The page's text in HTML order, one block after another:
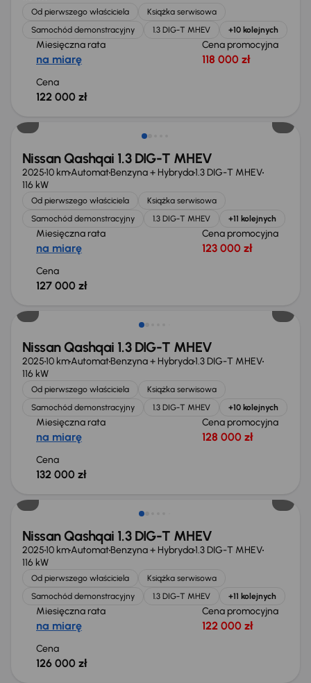
Od pierwszego właściciela
Książka serwisowa
Samochód demonstracyjny
1.3 DIG-T MHEV +10 kolejnych
Miesięczna rata
na miarę
Cena promocyjna
118 000 zł
Cena
122 000 zł
Nissan Qashqai 1.3 DIG-T MHEV
202510 kmAutomatBenzyna + Hybryda1.3 DIG-T MHEV
116 kW
Od pierwszego właściciela
Książka serwisowa
Samochód demonstracyjny
1.3 DIG-T MHEV +11 kolejnych
Miesięczna rata
na miarę
Cena promocyjna
123 000 zł
Cena
127 000 zł
Nissan Qashqai 1.3 DIG-T MHEV
202510 kmAutomatBenzyna + Hybryda1.3 DIG-T MHEV
116 kW
Od pierwszego właściciela
Książka serwisowa
Samochód demonstracyjny
1.3 DIG-T MHEV +10 kolejnych
Miesięczna rata
na miarę
Cena promocyjna
128 000 zł
Cena
132 000 zł
Nissan Qashqai 1.3 DIG-T MHEV
202510 kmAutomatBenzyna + Hybryda1.3 DIG-T MHEV
116 kW
Od pierwszego właściciela
Książka serwisowa
Samochód demonstracyjny
1.3 DIG-T MHEV +11 kolejnych
Miesięczna rata
na miarę
Cena promocyjna
122 000 zł
Cena
126 000 zł
Od nowego taniej o 24 578 zł